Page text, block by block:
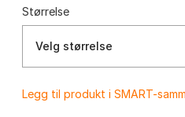
Størrelse
Velg størrelse
Legg til produkt i SMART-